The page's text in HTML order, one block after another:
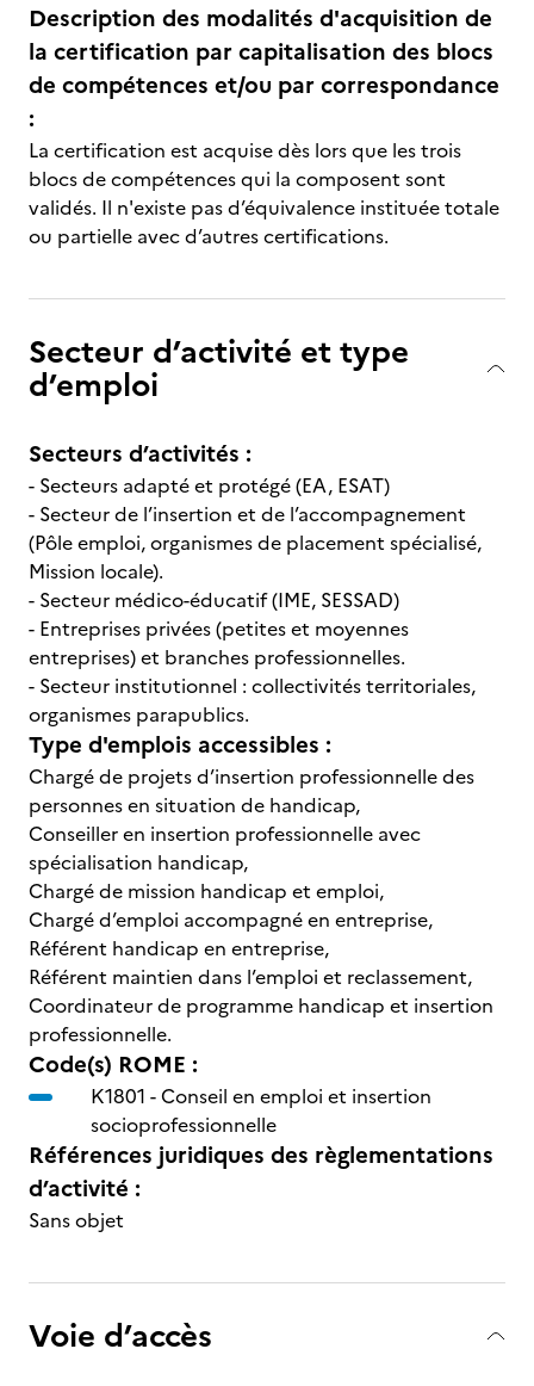
Description des modalités d'acquisition de
la certification par capitalisation des blocs
de compétences et/ou par correspondance
:
La certification est acquise dès lors que les trois
blocs de compétences qui la composent sont
validés. Il n'existe pas d’équivalence instituée totale
ou partielle avec d’autres certifications.
Secteur d’activité et type
d’emploi
Secteurs d’activités :
- Secteurs adapté et protégé (EA, ESAT)
- Secteur de l’insertion et de l’accompagnement
(Pôle emploi, organismes de placement spécialisé,
Mission locale).
- Secteur médico-éducatif (IME, SESSAD)
- Entreprises privées (petites et moyennes
entreprises) et branches professionnelles.
- Secteur institutionnel : collectivités territoriales,
organismes parapublics.
Type d'emplois accessibles :
Chargé de projets d’insertion professionnelle des
personnes en situation de handicap,
Conseiller en insertion professionnelle avec
spécialisation handicap,
Chargé de mission handicap et emploi,
Chargé d’emploi accompagné en entreprise,
Référent handicap en entreprise,
Référent maintien dans l’emploi et reclassement,
Coordinateur de programme handicap et insertion
professionnelle.
Code(s) ROME :
K1801 -Conseil en emploi et insertion
socioprofessionnelle
Références juridiques des règlementations
d’activité :
Sans objet
Voie d’accès